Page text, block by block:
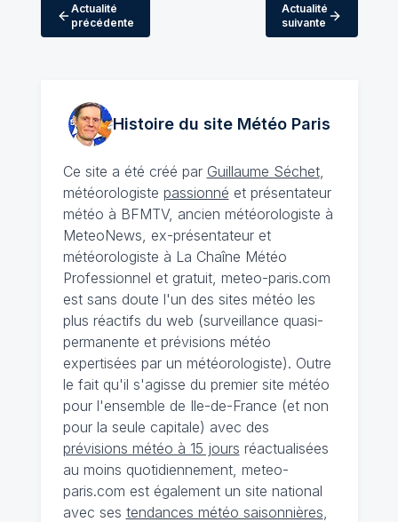
Actualité
précédente
Actualité
suivante
Histoire du site MétéoParis
Ce site a été créé par Guillaume Séchet,
météorologiste passionné et présentateur
météo à BFMTV, ancien météorologiste à
MeteoNews, ex-présentateur et
météorologiste à La Chaîne Météo
Professionnel et gratuit, meteo-paris.com
est sans doute l'un des sites météo les
plus réactifs du web (surveillance quasi-
permanente et prévisions météo
expertisées par un météorologiste). Outre
le fait qu'il s'agisse du premier site météo
pour l'ensemble de Ile-de-France (et non
pour la seule capitale) avec des
prévisions météo à 15 jours réactualisées
au moins quotidiennement, meteo-
paris.com est également un site national
avec ses tendances météo saisonnières